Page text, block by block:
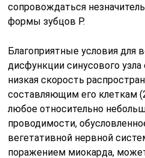
сопровождаться
формы зубцов Р.
Благоприятные условия для
дисфункции синусового
низкая скорость
составляющим его клеткам
любое относительно
проводимости,
вегетативной нервной
поражением миокарда,